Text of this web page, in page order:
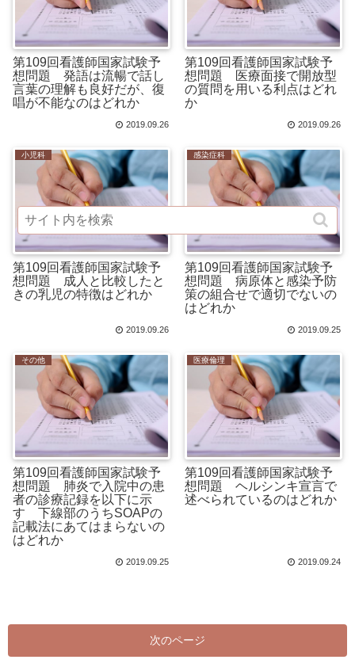
第109回看護師国家試験予
想問題 発語は流暢で話し
言葉の理解も良好だが、復
唱が不能なのはどれか
2019.09.26
第109回看護師国家試験予
想問題 医療面接で開放型
の質問を用いる利点はどれ
か
2019.09.26
小児科
第109回看護師国家試験予
想問題 成人と比較したと
きの乳児の特徴はどれか
2019.09.26
感染症科
第109回看護師国家試験予
想問題 病原体と感染予防
策の組合せで適切でないの
はどれか
2019.09.25
その他
第109回看護師国家試験予
想問題 肺炎で入院中の患
者の診療記録を以下に示
す 下線部のうちSOAPの
記載法にあてはまらないの
はどれか
2019.09.25
医療倫理
第109回看護師国家試験予
想問題 ヘルシンキ宣言で
述べられているのはどれか
2019.09.24
次のページ